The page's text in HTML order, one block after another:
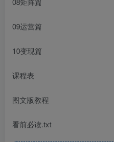
09运营篇
10变现篇
课程表
图文版教程
看前必读.txt